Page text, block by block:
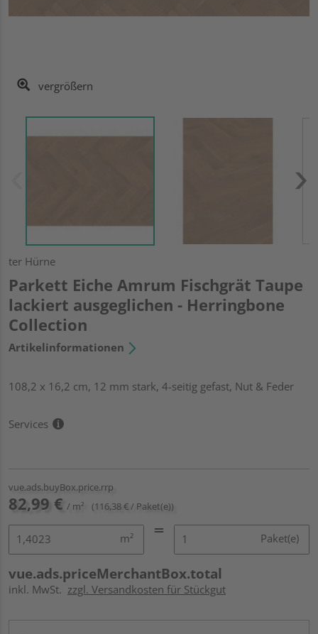
vergrößern
ter Hürne
Parkett Eiche Amrum Fischgrät Taupe
lackiert ausgeglichen - Herringbone
Collection
Artikelinformationen
108,2 x 16,2 cm, 12 mm stark, 4-seitig gefast, Nut & Feder
Services
vue.ads.buyBox.price.rrp
82,99 € / m² (116,38 € / Paket(e))
m² Paket(e)
vue.ads.priceMerchantBox.total
inkl. MwSt. zzgl. Versandkosten für Stückgut